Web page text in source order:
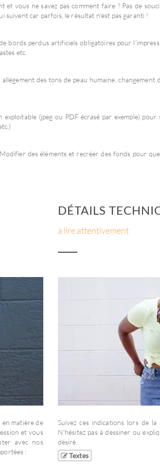
vous ne savez pas comment faire ? Pas de
car parfois, le résultat n'est pas garanti !
bords perdus artificiels obligatoires pour
etc.
des tons de peau humaine, changement
(jpeg ou PDF écrasé par exemple)
des éléments et recréer des fonds pour
en matière de
et vous
avec nos
:
DÉTAILS
à lire attentivement
Suivez ces indications lors de
N'hésitez pas à dessiner ou
désiré.
Textes
Stickers en
Plusieurs visuels
Fabriqués